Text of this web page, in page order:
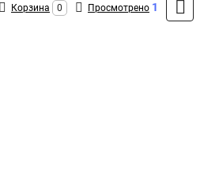
Корзина 0 Просмотрено 1